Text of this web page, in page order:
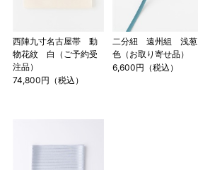
西陣九寸名古屋帯 動
物花紋 白（ご予約受
注品）
74,800円（税込）
二分紐 遠州組 浅葱
色（お取り寄せ品）
6,600円（税込）